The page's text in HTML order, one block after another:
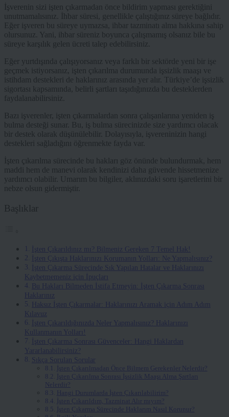
İşverenin sizi işten çıkarmadan önce bildirim yapması gerektiğini
unutmamalısınız. İhbar süresi, genellikle çalıştığınız süreye bağlıdır.
Eğer işveren bu süreye uymazsa, ihbar tazminatı alma hakkına sahip
olursunuz. Yani, ihbar süreniz boyunca çalışmamış olsanız bile bu
süreye karşılık gelen ücreti talep edebilirsiniz.
Eğer yurtdışında çalışıyorsanız veya farklı bir sektörde yeni bir işe
geçmek istiyorsanız, işten çıkarılma durumunda işsizlik maaşı ve
istihdam destekleri de haklarınız arasında yer alır. Türkiye’de işsizlik
sigortası kapsamında, belirli şartları taşıdığınızda bu desteklerden
faydalanabilirsiniz.
Bazı işverenler, işten çıkarmalardan sonra çalışanlarına yeniden iş
bulma desteği sunar. Bu, iş bulma sürecinizde size yardımcı olacak
bir destek olarak düşünülebilir. Dolayısıyla, işvereninizin hangi
destekleri sağladığını öğrenmekte fayda var.
İşten çıkarılma sürecinde bu hakları göz önünde bulundurmak, hem
maddi hem de manevi olarak kendinizi daha güvende hissetmenize
yardımcı olabilir. Umarım bu bilgiler, aklınızdaki soru işaretlerini bir
nebze olsun gidermiştir.
Başlıklar
İşten Çıkarıldınız mı? Bilmeniz Gereken 7 Temel Hak!
İşten Çıkışta Haklarınızı Korumanın Yolları: Ne Yapmalısınız?
İşten Çıkarma Sürecinde Sık Yapılan Hatalar ve Haklarınızı
Kaybetmemeniz için İpuçları
Bu Hakları Bilmeden İstifa Etmeyin: İşten Çıkarma Sonrası
Haklarınız
Haksız İşten Çıkarmalar: Haklarınızı Aramak için Adım Adım
Kılavuz
İşten Çıkarıldığınızda Neler Yapmalısınız? Haklarınızı
Kullanmanın Yolları!
İşten Çıkarma Sonrası Güvenceler: Hangi Haklardan
Yararlanabilirsiniz?
Sıkça Sorulan Sorular
İşten Çıkarılmadan Önce Bilmem Gerekenler Nelerdir?
İşten Çıkarılma Sonrası İşsizlik Maaşı Alma Şartları
Nelerdir?
Hangi Durumlarda İşten Çıkarılabilirim?
İşten Çıkarıldım, Tazminat Alır mıyım?
İşten Çıkarma Sürecinde Haklarım Nasıl Korunur?